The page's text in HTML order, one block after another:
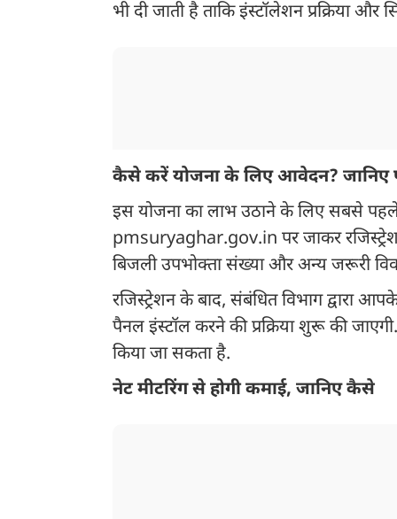
भी दी जाती है ताकि इंस्टॉलेशन प्रक्रिया
कैसे करें योजना के लिए आवेदन? जानिए
इस योजना का लाभ उठाने के लिए सबसे
pmsuryaghar.gov.in पर जाकर
बिजली उपभोक्ता संख्या और अन्य जरूरी
रजिस्ट्रेशन के बाद, संबंधित विभाग
पैनल इंस्टॉल करने की प्रक्रिया शुरू की
किया जा सकता है.
नेट मीटरिंग से होगी कमाई, जानिए कैसे